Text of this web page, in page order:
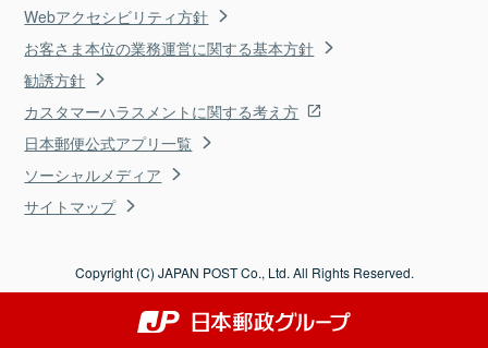
Webアクセシビリティ方針
お客さま本位の業務運営に関する基本方針
勧誘方針
カスタマーハラスメントに関する考え方
日本郵便公式アプリ一覧
ソーシャルメディア
サイトマップ
Copyright (C) JAPAN POST Co., Ltd. All Rights Reserved.